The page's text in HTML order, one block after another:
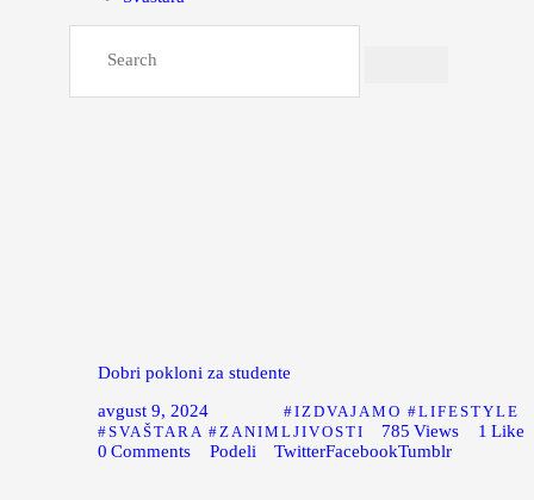
Dobri pokloni za studente
avgust 9, 2024
IZDVAJAMO
LIFESTYLE
SVAŠTARA
ZANIMLJIVOSTI 785 Views 1 Like
0 Comments Podeli TwitterFacebookTumblr